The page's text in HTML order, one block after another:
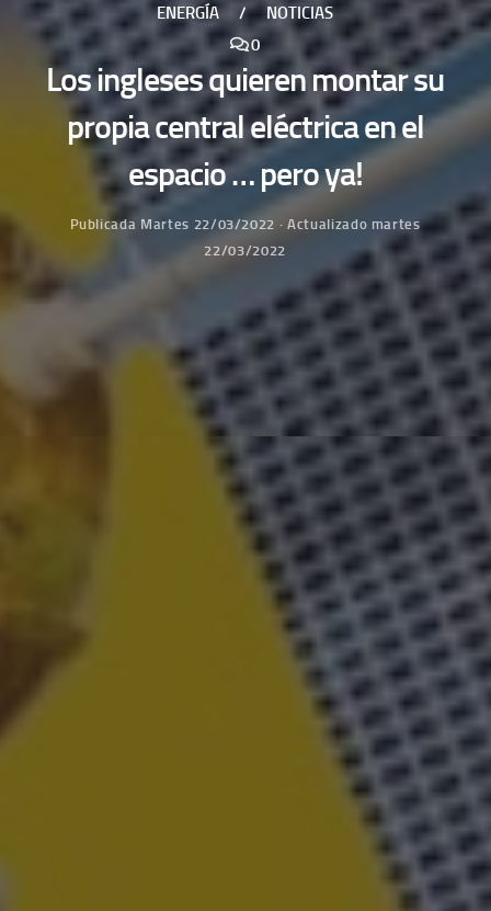
ENERGÍA /
NOTICIAS
0
Los ingleses quieren montar su
propia central eléctrica en el
espacio … pero ya!
Publicada Martes 22/03/2022 · Actualizado martes
22/03/2022